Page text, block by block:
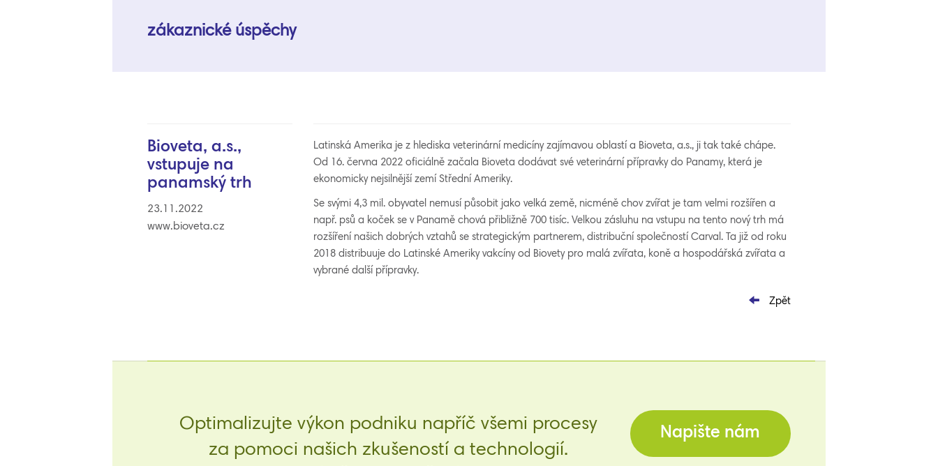
zákaznické úspěchy
Bioveta, a.s.,
vstupuje na
panamský trh
23.11.2022
www.bioveta.cz
Latinská Amerika je z hlediska veterinární medicíny zajímavou oblastí a Bioveta, a.s., ji tak také chápe.
Od 16. června 2022 oficiálně začala Bioveta dodávat své veterinární přípravky do Panamy, která je
ekonomicky nejsilnější zemí Střední Ameriky.
Se svými 4,3 mil. obyvatel nemusí působit jako velká země, nicméně chov zvířat je tam velmi rozšířen a
např. psů a koček se v Panamě chová přibližně 700 tisíc. Velkou zásluhu na vstupu na tento nový trh má
rozšíření našich dobrých vztahů se strategickým partnerem, distribuční společností Carval. Ta již od roku
2018 distribuuje do Latinské Ameriky vakcíny od Biovety pro malá zvířata, koně a hospodářská zvířata a
vybrané další přípravky.
Zpět
Optimalizujte výkon podniku napříč všemi procesy
za pomoci našich zkušeností a technologií.
Napište nám